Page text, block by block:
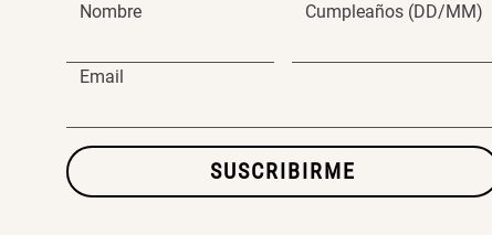
Nombre Cumpleaños (DD/MM)
Email
SUSCRIBIRME